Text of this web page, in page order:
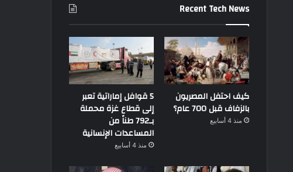
Recent Tech News
كيف احتفل المصريون
بالزفاف قبل 700 عام؟
منذ 4 أسابيع
5 قوافل إماراتية تعبر
إلى قطاع غزة محملة
بـ792 طناً من
المساعدات الإنسانية
منذ 4 أسابيع